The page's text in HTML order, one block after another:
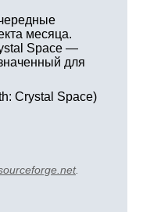
месяца.
Space —
для
Crystal Space)
.